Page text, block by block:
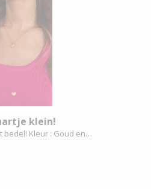
klein!
bedel! Kleur : Goud en…